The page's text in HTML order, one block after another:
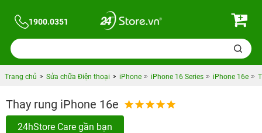
1900.0351
Trang chủ Sửa chữa Điện thoại iPhone iPhone 16 Series iPhone 16e
Thay rung iPhone 16e
24hStore Care gần bạn